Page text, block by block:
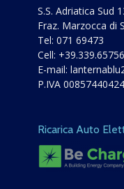
S.S. Adriatica Sud
Fraz. Marzocca di
Tel: 071 69473
Cell:
E-mail:
P.IVA 00857440424
Ricarica Auto